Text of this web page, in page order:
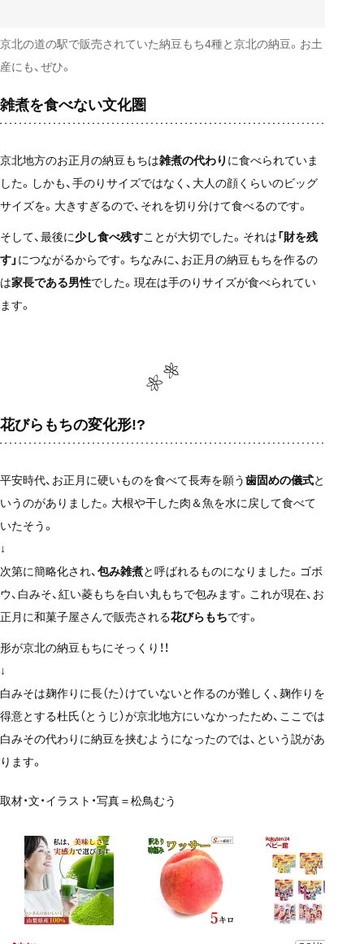
京北の道の駅で販売されていた納豆もち4種と京北の納豆。お土
産にも、ぜひ。
雑煮を食べない文化圏
京北地方のお正月の納豆もちは雑煮の代わり に食べられていま
した。しかも、手のりサイズではなく、大人の顔くらいのビッグ
サイズを。大きすぎるので、それを切り分けて食べるのです。
そして、最後に少し食べ残すことが大切でした。それは「財を残
す」 につながるからです。ちなみに、お正月の納豆もちを作るの
は家長である男性でした。現在は手のりサイズが食べられてい
ます。
花びらもちの変化形!?
平安時代、お正月に硬いものを食べて長寿を願う歯固めの儀式と
いうのがありました。大根や干した肉＆魚を水に戻して食べて
いたそう。
↓
次第に簡略化され、 包み雑煮と呼ばれるものになりました。ゴボ
ウ、白みそ、紅い菱もちを白い丸もちで包みます。これが現在、お
正月に和菓子屋さんで販売される花びらもちです。
形が京北の納豆もちにそっくり！！
↓
白みそは麹作りに長（た）けていないと作るのが難しく、麹作りを
得意とする杜氏（とうじ）が京北地方にいなかったため、ここでは
白みその代わりに納豆を挟むようになったのでは、という説があ
ります。
取材・文・イラスト・写真＝松鳥むう